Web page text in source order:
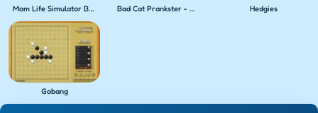
Mom Life Simulator Baby Care Bad Cat Prankster - Mom's Return Hedgies
Gobang